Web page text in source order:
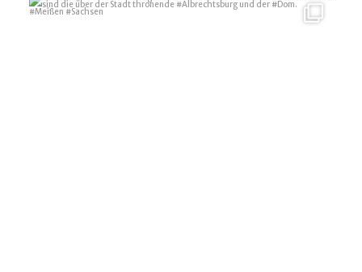
Letzte Station meiner heutigen Sachsenfahrt war...